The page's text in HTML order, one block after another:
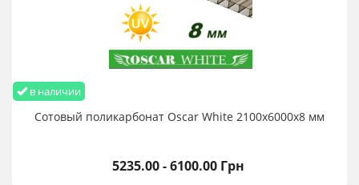
в наличии
Сотовый поликарбонат Oscar White 2100х6000х8 мм
5235.00 - 6100.00 Грн